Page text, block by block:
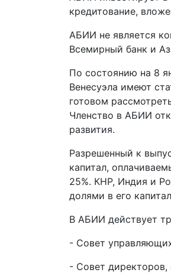
кредитование,
АБИИ не является
Всемирный банк и
По состоянию на 8
Венесуэла имеют
готовом
Членство в АБИИ
развития.
Разрешенный к
капитал,
25%. КНР, Индия и
долями в его
В АБИИ действует
- Совет
- Совет